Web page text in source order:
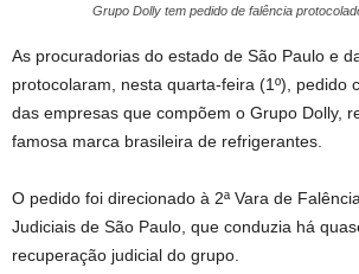
Grupo Dolly tem pedido de falência
As procuradorias do estado de São Paulo e
protocolaram, nesta quarta-feira (1º), pedido
das empresas que compõem o Grupo Dolly,
famosa marca brasileira de refrigerantes.
O pedido foi direcionado à 2ª Vara de
Judiciais de São Paulo, que conduzia há
recuperação judicial do grupo.